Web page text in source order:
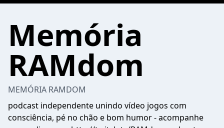
Memória
RAMdom
MEMÓRIA RAMDOM
podcast independente unindo vídeo jogos com
consciência, pé no chão e bom humor ⁃ acompanhe